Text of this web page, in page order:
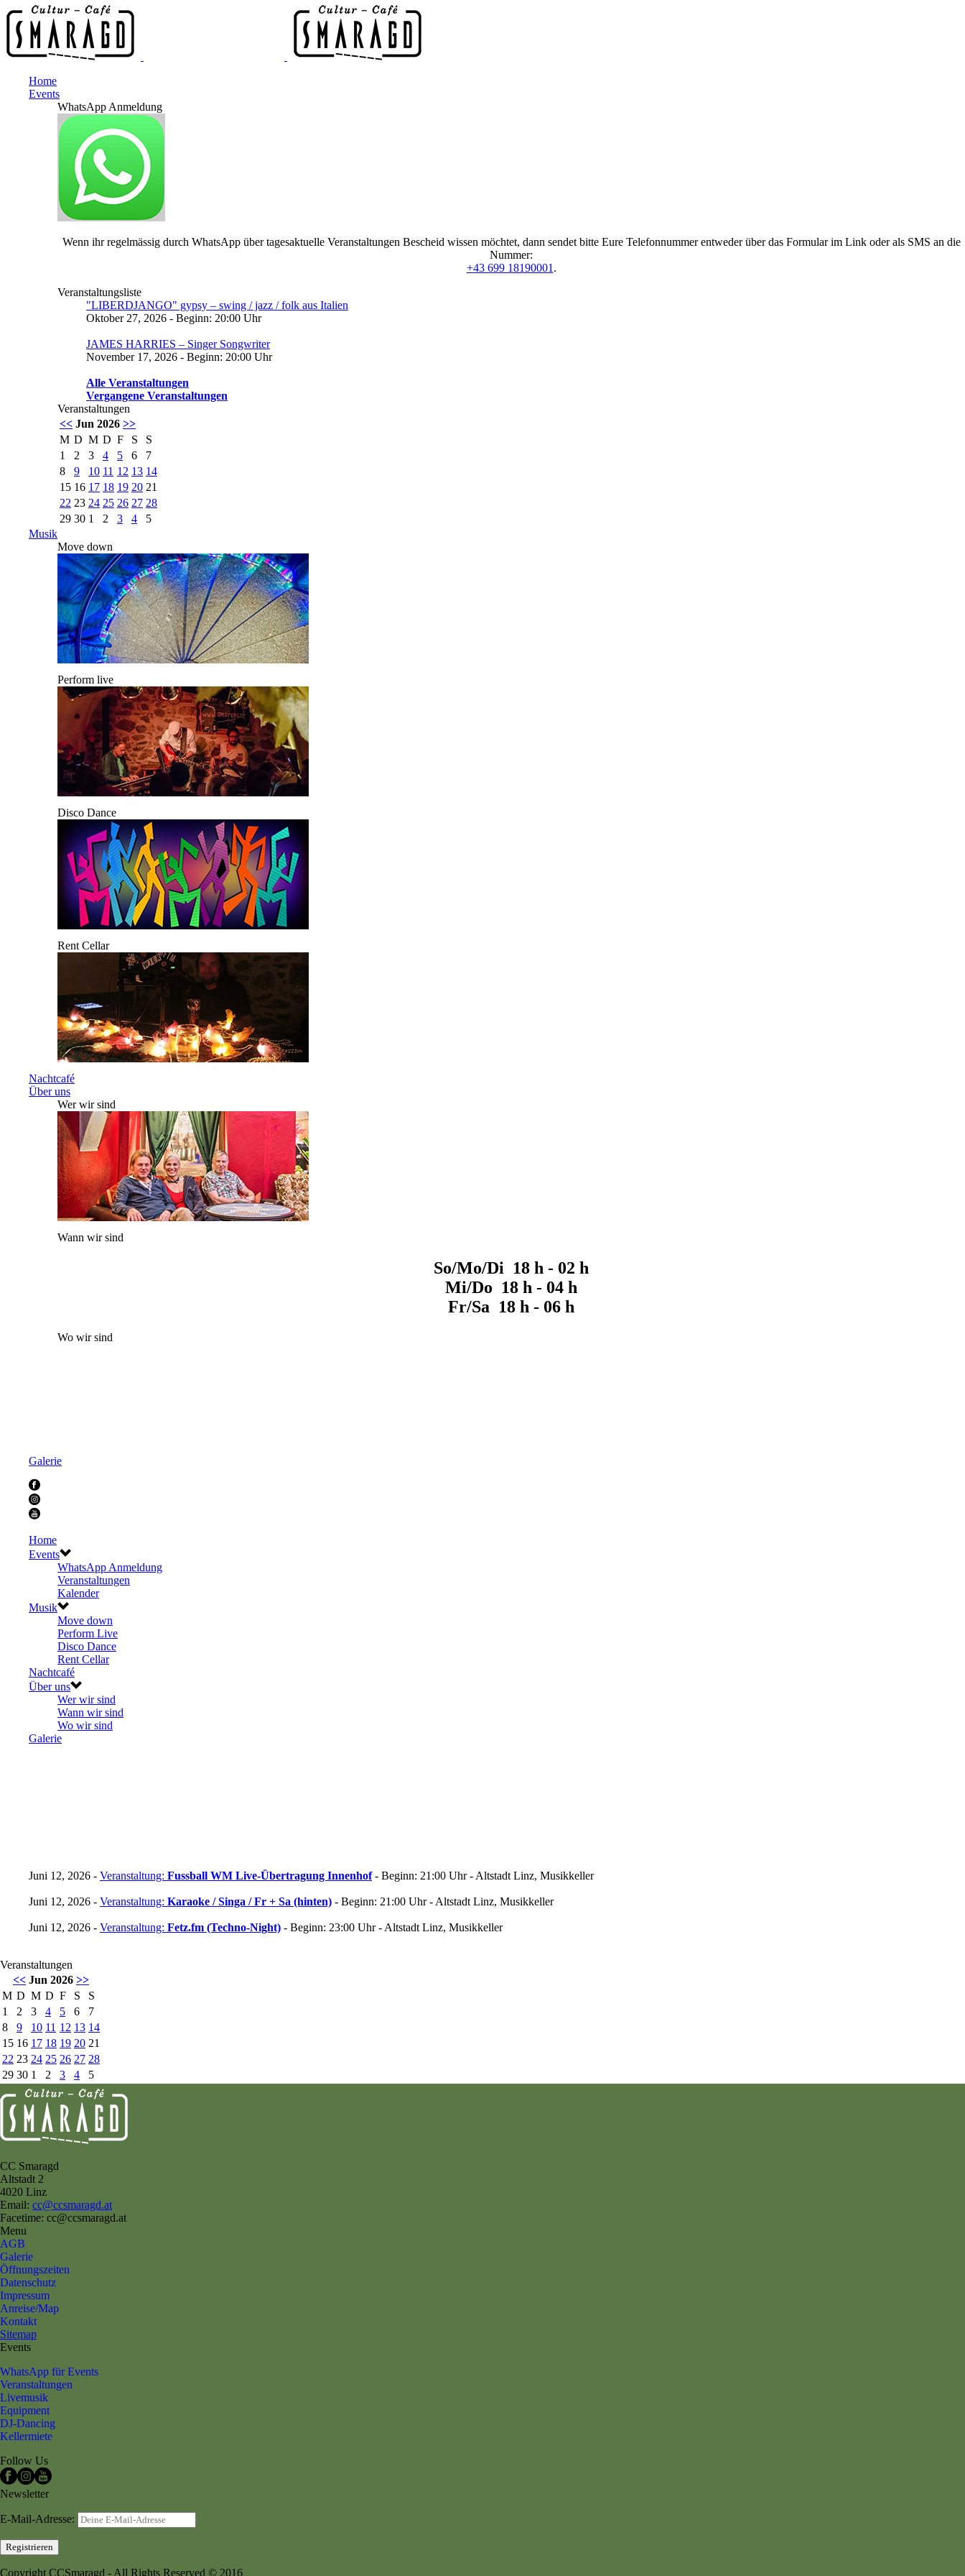
Home
Events
WhatsApp Anmeldung
Wenn ihr regelmässig durch WhatsApp über tagesaktuelle Veranstaltungen Bescheid wissen möchtet, dann sendet bitte Eure Telefonnummer entweder über das Formular im Link oder als SMS an die
Nummer:
+43 699 18190001 .
Veranstaltungsliste
"LIBERDJANGO" gypsy – swing / jazz / folk aus Italien
Oktober 27, 2026 - Beginn: 20:00 Uhr
JAMES HARRIES – Singer Songwriter
November 17, 2026 - Beginn: 20:00 Uhr
Alle Veranstaltungen
Vergangene Veranstaltungen
Veranstaltungen
<< Jun 2026 >>
M D M D F S
S
1
2 3 4 5 6
7
8
9 10 11 12 13 14
15 16 17 18 19 20 21
22 23 24 25 26 27 28
29 30 1 2 3 4
5
Musik
Move down
Perform live
Disco Dance
Rent Cellar
Nachtcafé
Über uns
Wer wir sind
Wann wir sind
So/Mo/Di 18 h - 02 h
Mi/Do 18 h - 04 h
Fr/Sa 18 h - 06 h
Wo wir sind
Galerie
Home
Events
WhatsApp Anmeldung
Veranstaltungen
Kalender
Musik
Move down
Perform Live
Disco Dance
Rent Cellar
Nachtcafé
Über uns
Wer wir sind
Wann wir sind
Wo wir sind
Galerie
Juni 12, 2026 - Veranstaltung: Fussball WM Live-Übertragung Innenhof- Beginn: 21:00 Uhr - Altstadt Linz, Musikkeller
Juni 12, 2026 - Veranstaltung: Karaoke / Singa / Fr + Sa (hinten) - Beginn: 21:00 Uhr - Altstadt Linz, Musikkeller
Juni 12, 2026 - Veranstaltung: Fetz.fm (Techno-Night) - Beginn: 23:00 Uhr - Altstadt Linz, Musikkeller
Veranstaltungen
<< Jun 2026 >>
M D M D F S
S
1
2 3 4 5 6
7
8
9 10 11 12 13 14
15 16 17 18 19 20 21
22 23 24 25 26 27 28
29 30 1 2 3 4 5
CC Smaragd
Altstadt 2
4020 Linz
Email: cc@ccsmaragd.at
Facetime: cc@ccsmaragd.at
Menu
AGB
Galerie
Öffnungszeiten
Datenschutz
Impressum
Anreise/Map
Kontakt
Sitemap
Events
WhatsApp für Events
Veranstaltungen
Livemusik
Equipment
DJ-Dancing
Kellermiete
Follow Us
Newsletter
E-Mail-Adresse:
Copyright CCSmaragd - All Rights Reserved © 2016